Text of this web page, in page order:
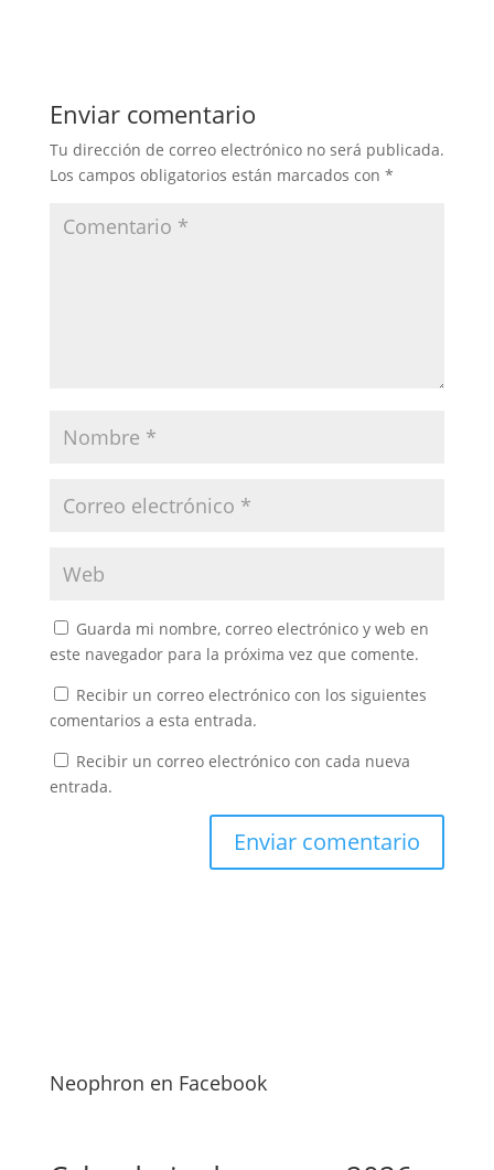
Enviar comentario
Tu dirección de correo electrónico no será publicada.
Los campos obligatorios están marcados con *
Guarda mi nombre, correo electrónico y web en
este navegador para la próxima vez que comente.
Recibir un correo electrónico con los siguientes
comentarios a esta entrada.
Recibir un correo electrónico con cada nueva
entrada.
Neophron en Facebook